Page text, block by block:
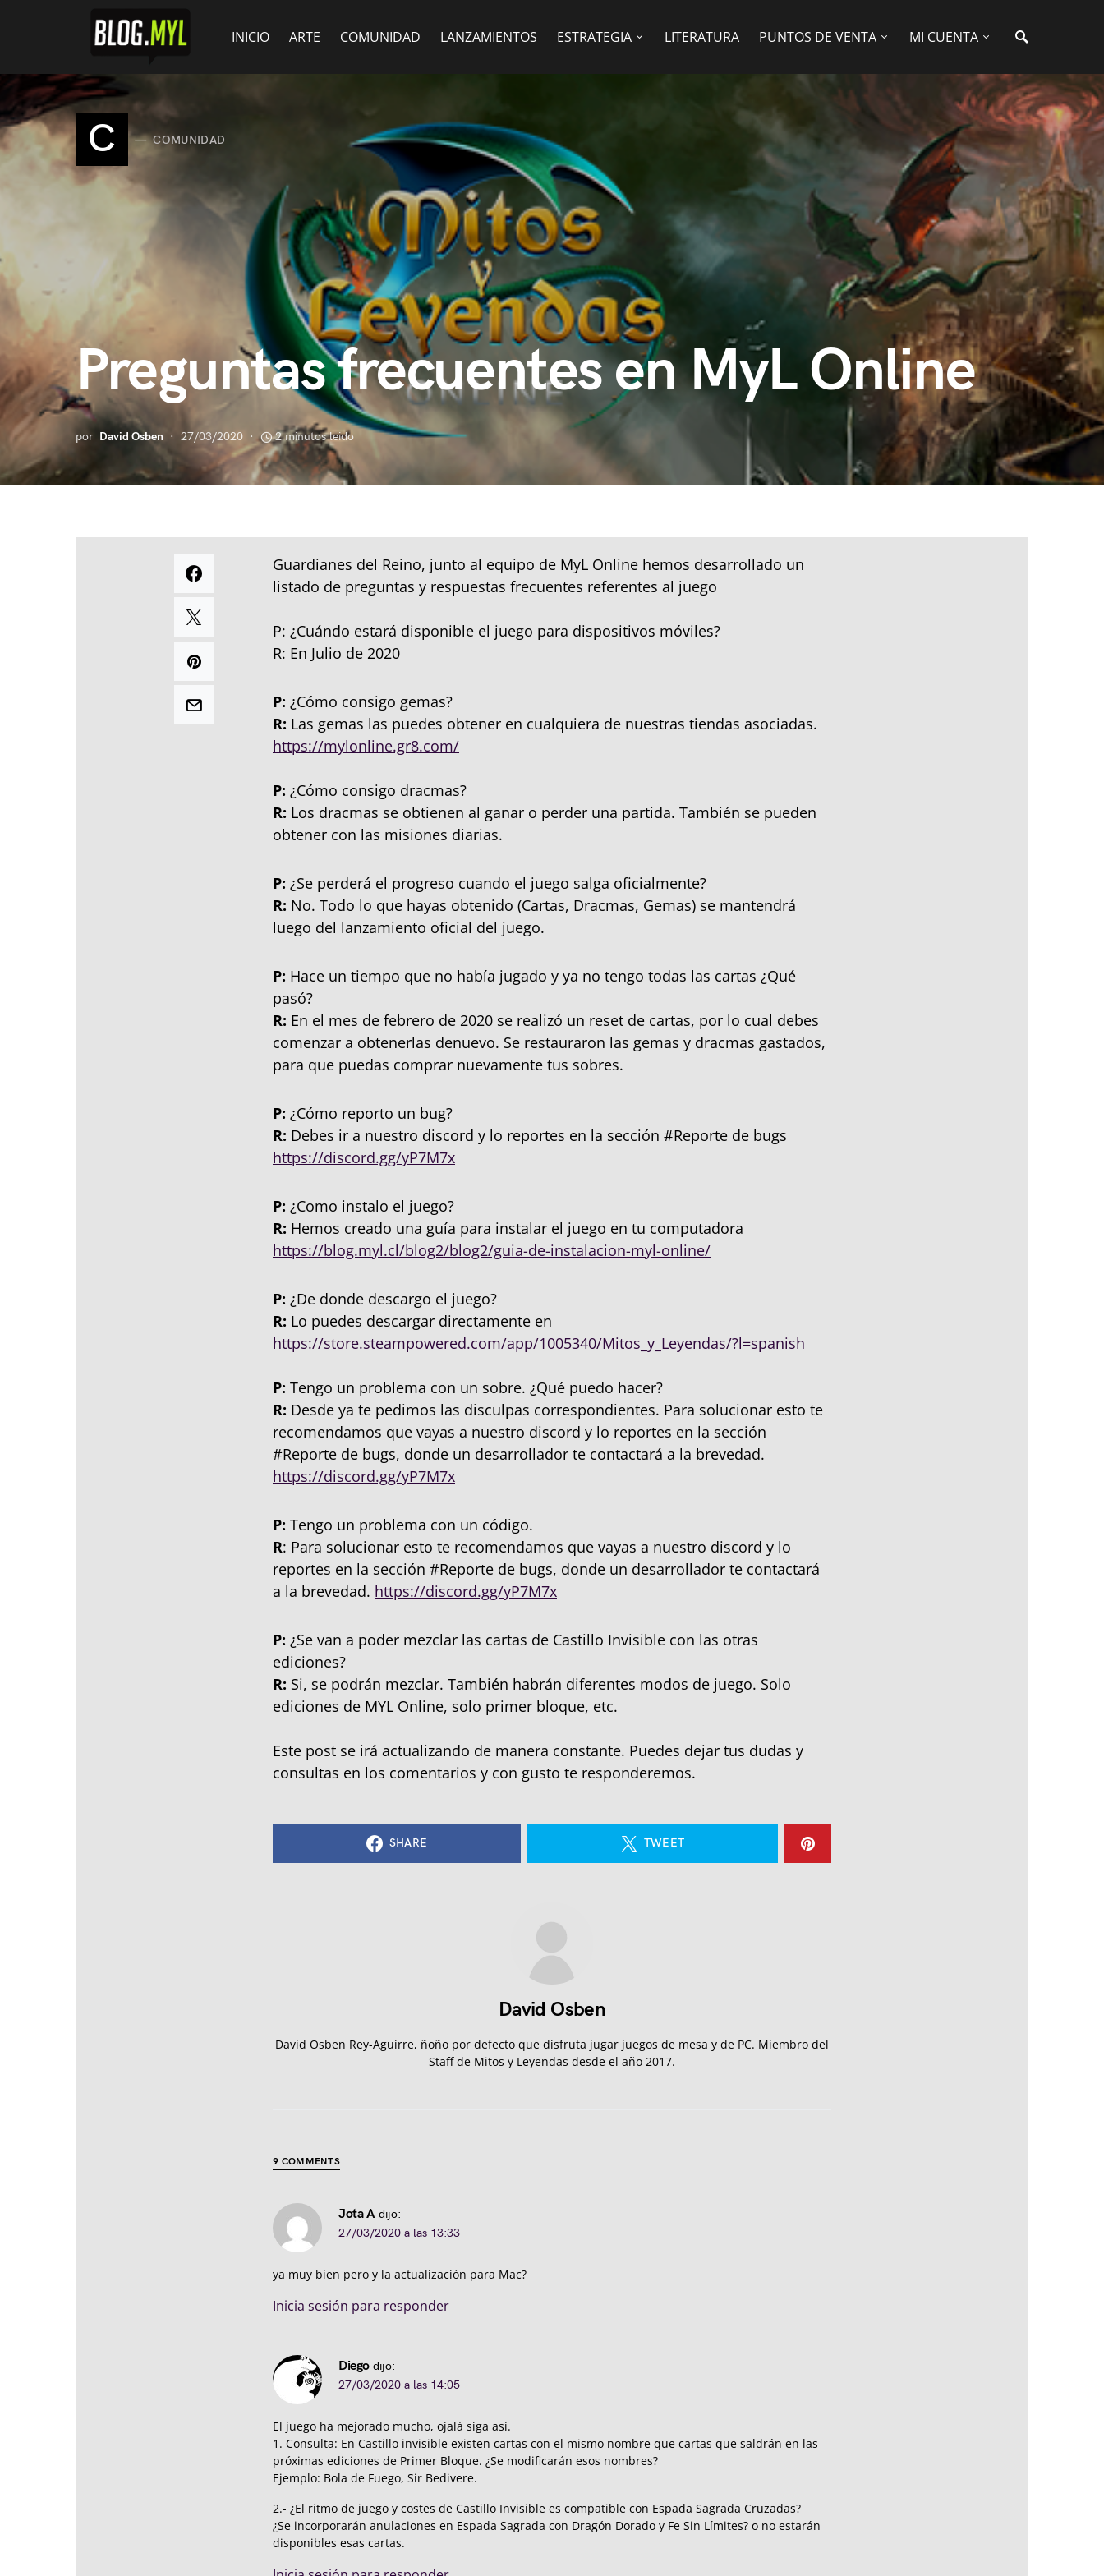
INICIO ARTE COMUNIDAD LANZAMIENTOS ESTRATEGIA LITERATURA PUNTOS DE VENTA MI CUENTA
C COMUNIDAD
Preguntas frecuentes en MyL Online
por David Osben 27/03/2020 2 minutos leido
Guardianes del Reino, junto al equipo de MyL Online hemos desarrollado un
listado de preguntas y respuestas frecuentes referentes al juego
P: ¿Cuándo estará disponible el juego para dispositivos móviles?
R: En Julio de 2020
P: ¿Cómo consigo gemas?
R: Las gemas las puedes obtener en cualquiera de nuestras tiendas asociadas.
https://mylonline.gr8.com/
P: ¿Cómo consigo dracmas?
R: Los dracmas se obtienen al ganar o perder una partida. También se pueden
obtener con las misiones diarias.
P: ¿Se perderá el progreso cuando el juego salga oficialmente?
R: No. Todo lo que hayas obtenido (Cartas, Dracmas, Gemas) se mantendrá
luego del lanzamiento oficial del juego.
P: Hace un tiempo que no había jugado y ya no tengo todas las cartas ¿Qué
pasó?
R: En el mes de febrero de 2020 se realizó un reset de cartas, por lo cual debes
comenzar a obtenerlas denuevo. Se restauraron las gemas y dracmas gastados,
para que puedas comprar nuevamente tus sobres.
P: ¿Cómo reporto un bug?
R: Debes ir a nuestro discord y lo reportes en la sección #Reporte de bugs
https://discord.gg/yP7M7x
P: ¿Como instalo el juego?
R: Hemos creado una guía para instalar el juego en tu computadora
https://blog.myl.cl/blog2/blog2/guia-de-instalacion-myl-online/
P: ¿De donde descargo el juego?
R: Lo puedes descargar directamente en
https://store.steampowered.com/app/1005340/Mitos_y_Leyendas/?l=spanish
P: Tengo un problema con un sobre. ¿Qué puedo hacer?
R: Desde ya te pedimos las disculpas correspondientes. Para solucionar esto te
recomendamos que vayas a nuestro discord y lo reportes en la sección
#Reporte de bugs, donde un desarrollador te contactará a la brevedad.
https://discord.gg/yP7M7x
P: Tengo un problema con un código.
R: Para solucionar esto te recomendamos que vayas a nuestro discord y lo
reportes en la sección #Reporte de bugs, donde un desarrollador te contactará
a la brevedad. https://discord.gg/yP7M7x
P: ¿Se van a poder mezclar las cartas de Castillo Invisible con las otras
ediciones?
R: Si, se podrán mezclar. También habrán diferentes modos de juego. Solo
ediciones de MYL Online, solo primer bloque, etc.
Este post se irá actualizando de manera constante. Puedes dejar tus dudas y
consultas en los comentarios y con gusto te responderemos.
SHARE TWEET
David Osben
David Osben Rey-Aguirre, ñoño por defecto que disfruta jugar juegos de mesa y de PC. Miembro del
Staff de Mitos y Leyendas desde el año 2017.
9 COMMENTS
Jota A dijo:
27/03/2020 a las 13:33
ya muy bien pero y la actualización para Mac?
Inicia sesión para responder
Diego dijo:
27/03/2020 a las 14:05
El juego ha mejorado mucho, ojalá siga así.
1. Consulta: En Castillo invisible existen cartas con el mismo nombre que cartas que saldrán en las
próximas ediciones de Primer Bloque. ¿Se modificarán esos nombres?
Ejemplo: Bola de Fuego, Sir Bedivere.
2.- ¿El ritmo de juego y costes de Castillo Invisible es compatible con Espada Sagrada Cruzadas?
¿Se incorporarán anulaciones en Espada Sagrada con Dragón Dorado y Fe Sin Límites? o no estarán
disponibles esas cartas.